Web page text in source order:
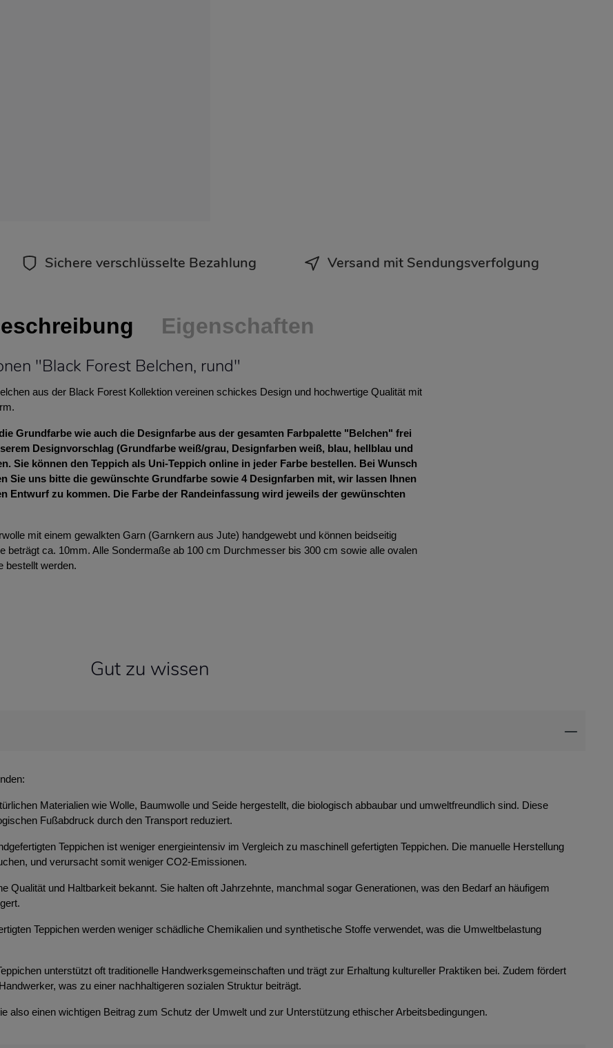
Sichere verschlüsselte Bezahlung Versand mit Sendungsverfolgung
Eigenschaften
"Black Forest Belchen, rund"
aus der Black Forest Kollektion vereinen schickes Design und hochwertige Qualität mit
Grundfarbe wie auch die Designfarbe aus der gesamten Farbpalette "Belchen" frei
Designvorschlag (Grundfarbe weiß/grau, Designfarben weiß, blau, hellblau und
Sie können den Teppich als Uni-Teppich online in jeder Farbe bestellen. Bei Wunsch
Sie uns bitte die gewünschte Grundfarbe sowie 4 Designfarben mit, wir lassen Ihnen
Entwurf zu kommen. Die Farbe der Randeinfassung wird jeweils der gewünschten
mit einem gewalkten Garn (Garnkern aus Jute) handgewebt und können beidseitig
beträgt ca. 10mm. Alle Sondermaße ab 100 cm Durchmesser bis 300 cm sowie alle ovalen
bestellt werden.
Gut zu wissen
Materialien wie Wolle, Baumwolle und Seide hergestellt, die biologisch abbaubar und umweltfreundlich sind. Diese
Fußabdruck durch den Transport reduziert.
Teppichen ist weniger energieintensiv im Vergleich zu maschinell gefertigten Teppichen. Die manuelle Herstellung
und verursacht somit weniger CO2-Emissionen.
Qualität und Haltbarkeit bekannt. Sie halten oft Jahrzehnte, manchmal sogar Generationen, was den Bedarf an häufigem
Teppichen werden weniger schädliche Chemikalien und synthetische Stoffe verwendet, was die Umweltbelastung
unterstützt oft traditionelle Handwerksgemeinschaften und trägt zur Erhaltung kultureller Praktiken bei. Zudem fördert
was zu einer nachhaltigeren sozialen Struktur beiträgt.
also einen wichtigen Beitrag zum Schutz der Umwelt und zur Unterstützung ethischer Arbeitsbedingungen.